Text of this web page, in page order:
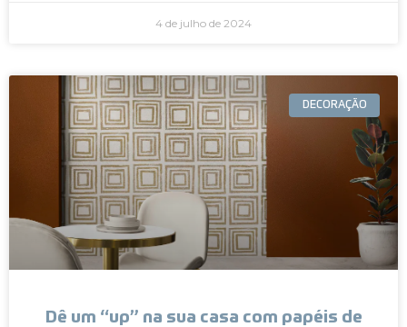
4 de julho de 2024
DECORAÇÃO
Dê um “up” na sua casa com papéis de